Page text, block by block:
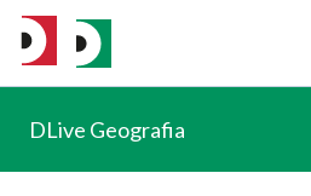
DLive Geografia